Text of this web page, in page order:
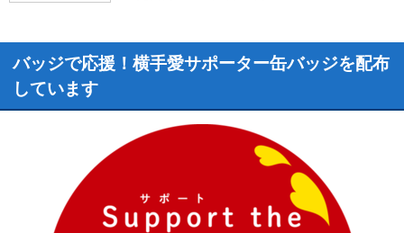
バッジで応援！横手愛サポーター缶バッジを配布
しています